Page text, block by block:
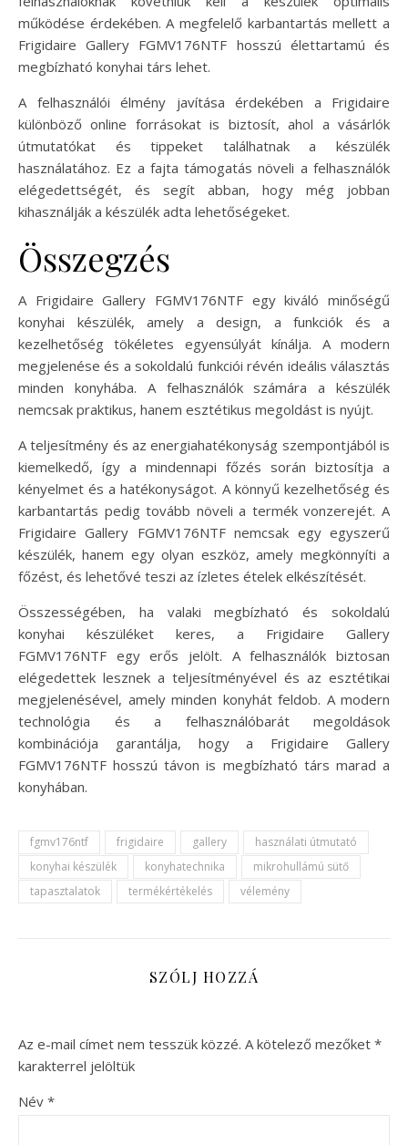
működése érdekében. A megfelelő karbantartás mellett a
Frigidaire Gallery FGMV176NTF hosszú élettartamú és
megbízható konyhai társ lehet.
A felhasználói élmény javítása érdekében a Frigidaire
különböző online forrásokat is biztosít, ahol a vásárlók
útmutatókat és tippeket találhatnak a készülék
használatához. Ez a fajta támogatás növeli a felhasználók
elégedettségét, és segít abban, hogy még jobban
kihasználják a készülék adta lehetőségeket.
Összegzés
A Frigidaire Gallery FGMV176NTF egy kiváló minőségű
konyhai készülék, amely a design, a funkciók és a
kezelhetőség tökéletes egyensúlyát kínálja. A modern
megjelenése és a sokoldalú funkciói révén ideális választás
minden konyhába. A felhasználók számára a készülék
nemcsak praktikus, hanem esztétikus megoldást is nyújt.
A teljesítmény és az energiahatékonyság szempontjából is
kiemelkedő, így a mindennapi főzés során biztosítja a
kényelmet és a hatékonyságot. A könnyű kezelhetőség és
karbantartás pedig tovább növeli a termék vonzerejét. A
Frigidaire Gallery FGMV176NTF nemcsak egy egyszerű
készülék, hanem egy olyan eszköz, amely megkönnyíti a
főzést, és lehetővé teszi az ízletes ételek elkészítését.
Összességében, ha valaki megbízható és sokoldalú
konyhai készüléket keres, a Frigidaire Gallery
FGMV176NTF egy erős jelölt. A felhasználók biztosan
elégedettek lesznek a teljesítményével és az esztétikai
megjelenésével, amely minden konyhát feldob. A modern
technológia és a felhasználóbarát megoldások
kombinációja garantálja, hogy a Frigidaire Gallery
FGMV176NTF hosszú távon is megbízható társ marad a
konyhában.
fgmv176ntf frigidaire gallery
használati útmutató
konyhai készülék
konyhatechnika
mikrohullámú sütő
tapasztalatok
termékértékelés vélemény
SZÓLJ HOZZÁ
Az e-mail címet nem tesszük közzé. A kötelező mezőket *
karakterrel jelöltük
Név *